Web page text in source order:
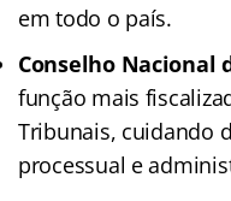
em todo o país.
Conselho Nacional
função mais
Tribunais, cuidando
processual e